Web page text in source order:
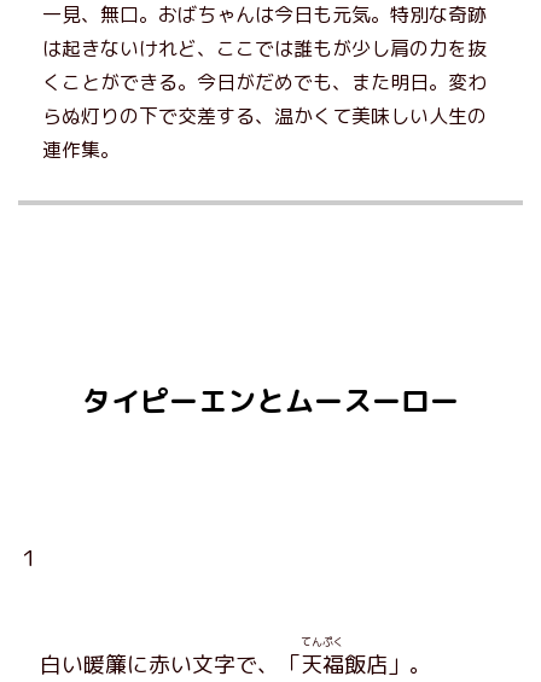
一見、無口。おばちゃんは今日も元気。特別な奇跡
は起きないけれど、ここでは誰もが少し肩の力を抜
くことができる。今日がだめでも、また明日。変わ
らぬ灯りの下で交差する、温かくて美味しい人生の
連作集。
タイピーエンとムースーロー
１
白い暖簾に赤い文字で、「天福
てんぷく
飯店」。